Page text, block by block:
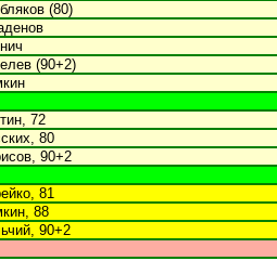
(80)
(90+2)
72
80
90+2
81
88
90+2